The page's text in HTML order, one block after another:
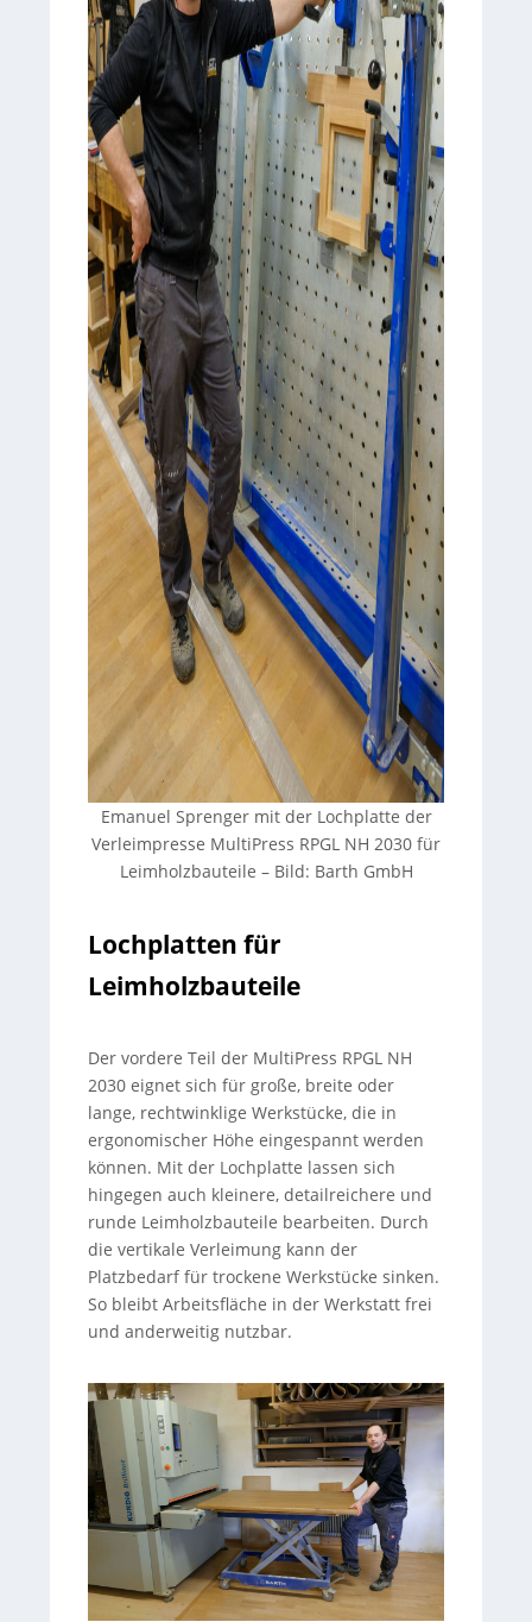
Emanuel Sprenger mit der Lochplatte der
Verleimpresse MultiPress RPGL NH 2030 für
Leimholzbauteile – Bild: Barth GmbH
Lochplatten für
Leimholzbauteile
Der vordere Teil der MultiPress RPGL NH
2030 eignet sich für große, breite oder
lange, rechtwinklige Werkstücke, die in
ergonomischer Höhe eingespannt werden
können. Mit der Lochplatte lassen sich
hingegen auch kleinere, detailreichere und
runde Leimholzbauteile bearbeiten. Durch
die vertikale Verleimung kann der
Platzbedarf für trockene Werkstücke sinken.
So bleibt Arbeitsfläche in der Werkstatt frei
und anderweitig nutzbar.